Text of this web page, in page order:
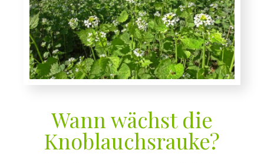
Wann wächst die
Knoblauchsrauke?